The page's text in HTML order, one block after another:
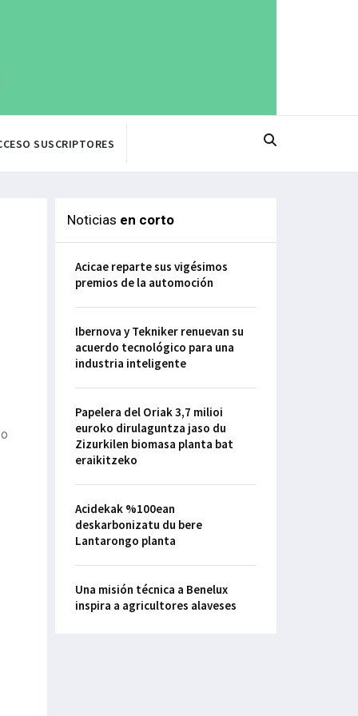
SUSCRIPTORES
Noticias en corto
Acicae reparte sus vigésimos
premios de la automoción
Ibernova y Tekniker renuevan su
acuerdo tecnológico para una
industria inteligente
Papelera del Oriak 3,7 milioi
euroko dirulaguntza jaso du
Zizurkilen biomasa planta bat
eraikitzeko
Acidekak %100ean
deskarbonizatu du bere
Lantarongo planta
Una misión técnica a Benelux
inspira a agricultores alaveses